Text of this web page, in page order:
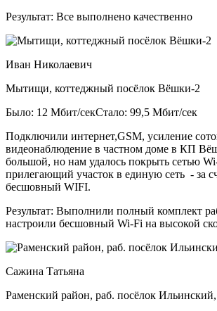
Результат: Все выполнено качественно
Иван Николаевич
Мытищи, коттеджный посёлок Вёшки-2
Было: 12 Мбит/секСтало: 99,5 Мбит/сек
Подключили интернет,GSM, усиление
видеонаблюдение в частном доме в КП
большой, но нам удалось покрыть сетью
прилегающий участок в единую сеть - за
бесшовный WIFI.
Результат: Выполнили полный комплект
настроили бесшовный Wi-Fi на высокой
Сажина Татьяна
Раменский район, раб. посёлок